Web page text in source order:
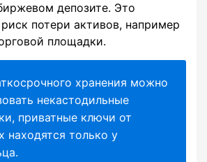
депозите. Это
потери активов, например
площадки.
хранения можно
некастодильные
приватные ключи от
находятся только у